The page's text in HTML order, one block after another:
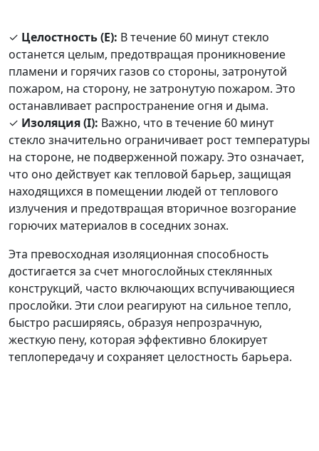
✓ Целостность (E): В течение 60 минут стекло
останется целым, предотвращая проникновение
пламени и горячих газов со стороны, затронутой
пожаром, на сторону, не затронутую пожаром. Это
останавливает распространение огня и дыма.
✓ Изоляция (I): Важно, что в течение 60 минут
стекло значительно ограничивает рост температуры
на стороне, не подверженной пожару. Это означает,
что оно действует как тепловой барьер, защищая
находящихся в помещении людей от теплового
излучения и предотвращая вторичное возгорание
горючих материалов в соседних зонах.
Эта превосходная изоляционная способность
достигается за счет многослойных стеклянных
конструкций, часто включающих вспучивающиеся
прослойки. Эти слои реагируют на сильное тепло,
быстро расширяясь, образуя непрозрачную,
жесткую пену, которая эффективно блокирует
теплопередачу и сохраняет целостность барьера.